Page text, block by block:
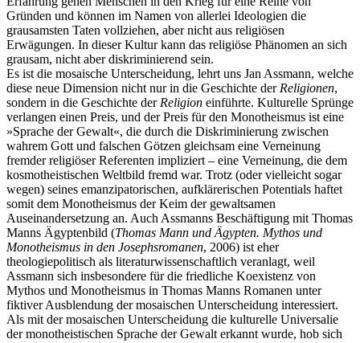
Gründen und können im Namen von allerlei Ideologien die
grausamsten Taten vollziehen, aber nicht aus religiösen
Erwägungen. In dieser Kultur kann das religiöse Phänomen an sich
grausam, nicht aber diskriminierend sein.
Es ist die mosaische Unterscheidung, lehrt uns Jan Assmann, welche
diese neue Dimension nicht nur in die Geschichte der Religionen,
sondern in die Geschichte der Religion einführte. Kulturelle Sprünge
verlangen einen Preis, und der Preis für den Monotheismus ist eine
»Sprache der Gewalt«, die durch die Diskriminierung zwischen
wahrem Gott und falschen Götzen gleichsam eine Verneinung
fremder religiöser Referenten impliziert – eine Verneinung, die dem
kosmotheistischen Weltbild fremd war. Trotz (oder vielleicht sogar
wegen) seines emanzipatorischen, aufklärerischen Potentials haftet
somit dem Monotheismus der Keim der gewaltsamen
Auseinandersetzung an. Auch Assmanns Beschäftigung mit Thomas
Manns Ägyptenbild (Thomas Mann und Ägypten. Mythos und
Monotheismus in den Josephsromanen, 2006) ist eher
theologiepolitisch als literaturwissenschaftlich veranlagt, weil
Assmann sich insbesondere für die friedliche Koexistenz von
Mythos und Monotheismus in Thomas Manns Romanen unter
fiktiver Ausblendung der mosaischen Unterscheidung interessiert.
Als mit der mosaischen Unterscheidung die kulturelle Universalie
der monotheistischen Sprache der Gewalt erkannt wurde, hob sich